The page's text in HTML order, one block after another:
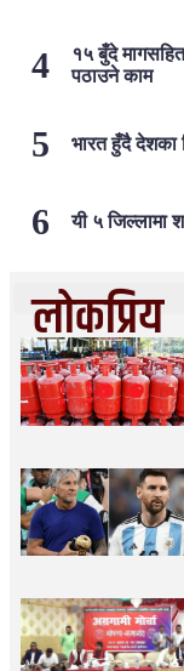
१५ बुँदे
पठाउने काम
भारत हुँदै देशका
यी ५ जिल्लामा
लोकप्रिय